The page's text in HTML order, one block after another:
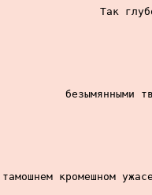
Так
безымянными
тамошнем кромешном